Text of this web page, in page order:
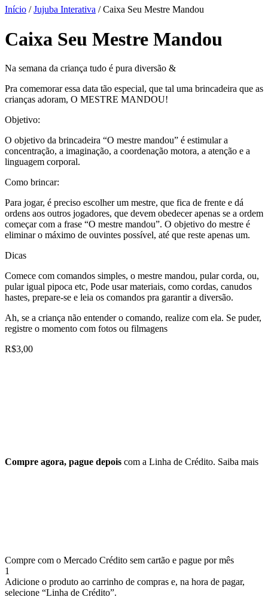
Início /Jujuba Interativa / Caixa Seu Mestre Mandou
Caixa Seu Mestre Mandou
Na semana da criança tudo é pura diversão &
Pra comemorar essa data tão especial, que tal uma brincadeira que as
crianças adoram, O MESTRE MANDOU!
Objetivo:
O objetivo da brincadeira “O mestre mandou” é estimular a
concentração, a imaginação, a coordenação motora, a atenção e a
linguagem corporal.
Como brincar:
Para jogar, é preciso escolher um mestre, que fica de frente e dá
ordens aos outros jogadores, que devem obedecer apenas se a ordem
começar com a frase “O mestre mandou”. O objetivo do mestre é
eliminar o máximo de ouvintes possível, até que reste apenas um.
Dicas
Comece com comandos simples, o mestre mandou, pular corda, ou,
pular igual pipoca etc, Pode usar materiais, como cordas, canudos
hastes, prepare-se e leia os comandos pra garantir a diversão.
Ah, se a criança não entender o comando, realize com ela. Se puder,
registre o momento com fotos ou filmagens
R$3,00
Compre agora, pague depois com a Linha de Crédito. Saiba mais
Compre com o Mercado Crédito sem cartão e pague por mês
1
Adicione o produto ao carrinho de compras e, na hora de pagar,
selecione “Linha de Crédito”.